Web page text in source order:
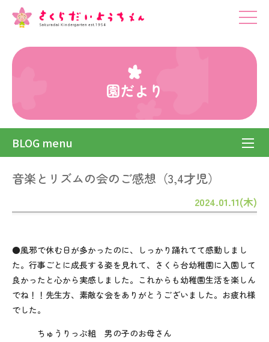
園だより
BLOG menu
音楽とリズムの会のご感想（3,4才児）
2024.01.11(木)
●風邪で休む日が多かったのに、しっかり踊れてて感動しまし
た。行事ごとに成長する姿を見れて、さくら台幼稚園に入園して
良かったと心から実感しました。これからも幼稚園生活を楽しん
でね！！先生方、素敵な会をありがとうございました。お疲れ様
でした。
ちゅうりっぷ組 男の子のお母さん